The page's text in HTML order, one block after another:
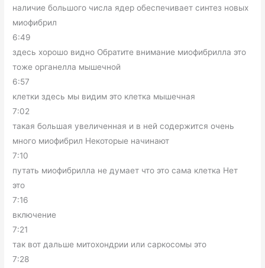
наличие большого числа ядер обеспечивает синтез новых
миофибрил
6:49
здесь хорошо видно Обратите внимание миофибрилла это
тоже органелла мышечной
6:57
клетки здесь мы видим это клетка мышечная
7:02
такая большая увеличенная и в ней содержится очень
много миофибрил Некоторые начинают
7:10
путать миофибрилла не думает что это сама клетка Нет
это
7:16
включение
7:21
так вот дальше митохондрии или саркосомы это
7:28